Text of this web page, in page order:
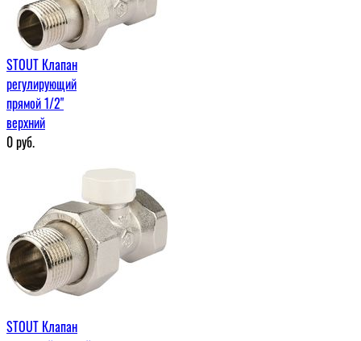
STOUT Клапан
регулирующий
прямой 1/2"
верхний
0руб.
STOUT Клапан